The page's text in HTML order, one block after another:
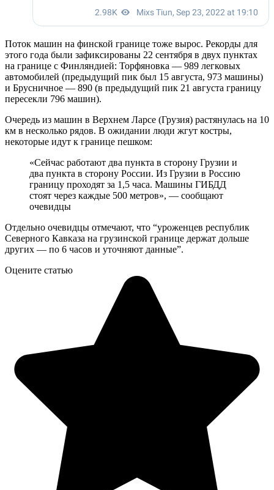
Поток машин на финской границе тоже вырос. Рекорды для
этого года были зафиксированы 22 сентября в двух пунктах
на границе с Финляндией: Торфяновка — 989 легковых
автомобилей (предыдущий пик был 15 августа, 973 машины)
и Брусничное — 890 (в предыдущий пик 21 августа границу
пересекли 796 машин).
Очередь из машин в Верхнем Ларсе (Грузия) растянулась на 10
км в несколько рядов. В ожидании люди жгут костры,
некоторые идут к границе пешком:
«Сейчас работают два пункта в сторону Грузии и
два пункта в сторону России. Из Грузии в Россию
границу проходят за 1,5 часа. Машины ГИБДД
стоят через каждые 500 метров», — сообщают
очевидцы
Отдельно очевидцы отмечают, что “уроженцев республик
Северного Кавказа на грузинской границе держат дольше
других — по 6 часов и уточняют данные”.
Оцените статью